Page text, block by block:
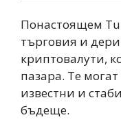
Понастоящем
търговия и
криптовалути,
пазара. Те
известни и
бъдеще.